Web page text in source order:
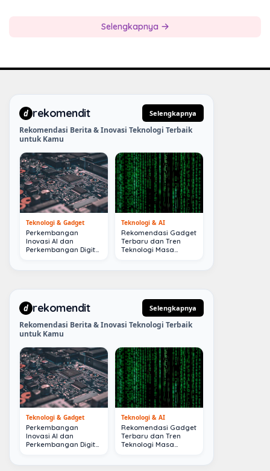
Selengkapnya
d rekomendit Selengkapnya
Rekomendasi Berita & Inovasi Teknologi Terbaik
untuk Kamu
Teknologi & Gadget
Perkembangan
Inovasi AI dan
Perkembangan Digital
Teknologi & AI
Rekomendasi Gadget
Terbaru dan Tren
Teknologi Masa
d rekomendit Selengkapnya
Rekomendasi Berita & Inovasi Teknologi Terbaik
untuk Kamu
Teknologi & Gadget
Perkembangan
Inovasi AI dan
Perkembangan Digital
Teknologi & AI
Rekomendasi Gadget
Terbaru dan Tren
Teknologi Masa